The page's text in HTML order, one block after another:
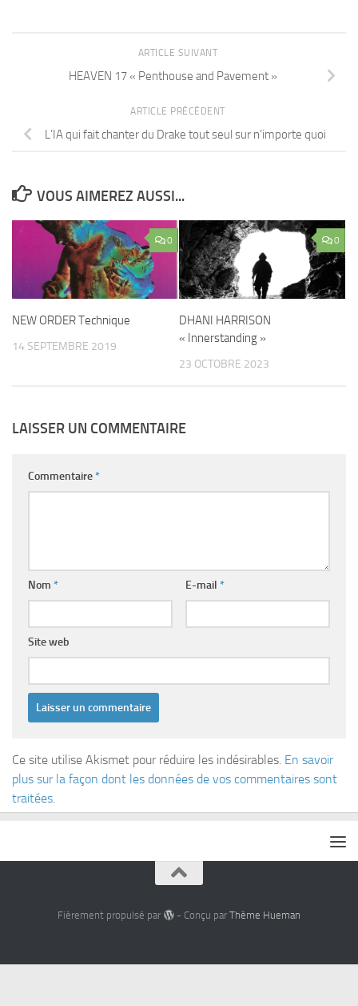
ARTICLE SUIVANT
HEAVEN 17 « Penthouse and Pavement »
ARTICLE PRÉCÉDENT
L’IA qui fait chanter du Drake tout seul sur n’importe quoi
VOUS AIMEREZ AUSSI...
0
NEW ORDER Technique
14 SEPTEMBRE 2019
0
DHANI HARRISON
« Innerstanding »
23 OCTOBRE 2023
LAISSER UN COMMENTAIRE
Commentaire*
Nom * E-mail *
Site web
Ce site utilise Akismet pour réduire les indésirables. En savoir
plus sur la façon dont les données de vos commentaires sont
traitées.
Fièrement propulsé par - Conçu par Thème Hueman